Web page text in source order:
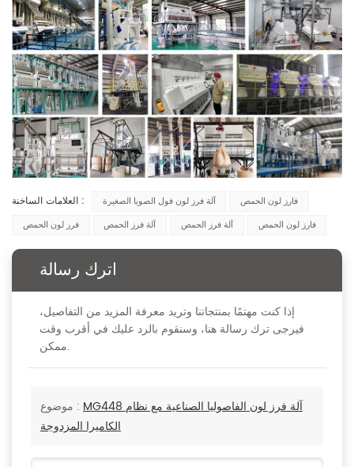
العلامات الساخنة : آلة فرز لون فول الصويا الصغيرة
فارز لون الحمص
فرز لون الحمص
آلة فرز الحمص آلة فرز الحمص فارز لون الحمص
اترك رسالة
إذا كنت مهتمًا بمنتجاتنا وتريد معرفة المزيد من التفاصيل،
فيرجى ترك رسالة هنا، وسنقوم بالرد عليك في أقرب وقت
ممكن.
موضوع : MG448 آلة فرز لون الفاصوليا الصناعية مع نظام
الكاميرا المزدوجة